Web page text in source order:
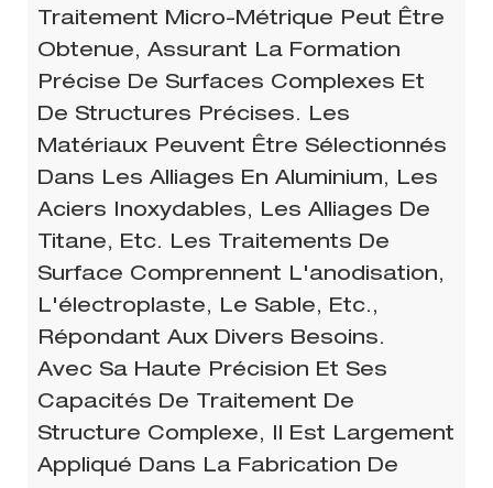
Traitement Micro-Métrique Peut Être
Obtenue, Assurant La Formation
Précise De Surfaces Complexes Et
De Structures Précises. Les
Matériaux Peuvent Être Sélectionnés
Dans Les Alliages En Aluminium, Les
Aciers Inoxydables, Les Alliages De
Titane, Etc. Les Traitements De
Surface Comprennent L'anodisation,
L'électroplaste, Le Sable, Etc.,
Répondant Aux Divers Besoins.
Avec Sa Haute Précision Et Ses
Capacités De Traitement De
Structure Complexe, Il Est Largement
Appliqué Dans La Fabrication De